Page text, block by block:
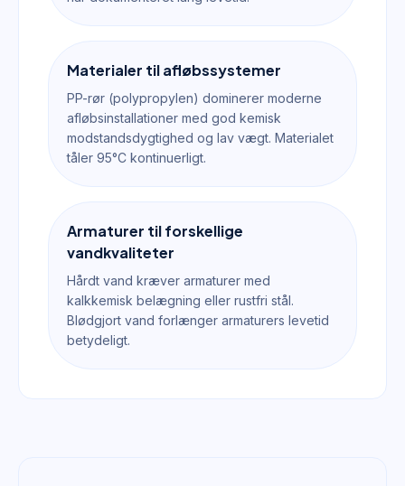
Materialer til afløbssystemer
PP-rør (polypropylen) dominerer moderne
afløbsinstallationer med god kemisk
modstandsdygtighed og lav vægt. Materialet
tåler 95°C kontinuerligt.
Armaturer til forskellige
vandkvaliteter
Hårdt vand kræver armaturer med
kalkkemisk belægning eller rustfri stål.
Blødgjort vand forlænger armaturers levetid
betydeligt.